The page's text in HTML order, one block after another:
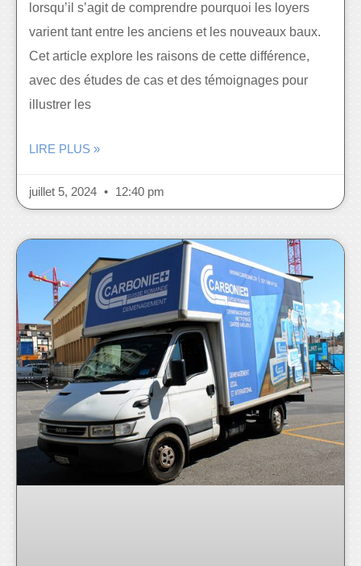
lorsqu’il s’agit de comprendre pourquoi les loyers
varient tant entre les anciens et les nouveaux baux.
Cet article explore les raisons de cette différence,
avec des études de cas et des témoignages pour
illustrer les
LIRE PLUS »
juillet 5, 2024 12:40 pm